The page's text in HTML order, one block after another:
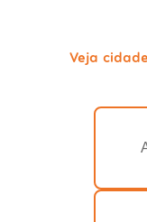
Veja